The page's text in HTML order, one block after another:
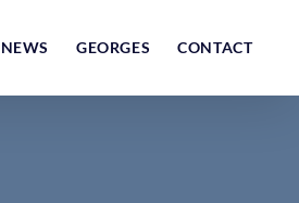
NEWS GEORGES CONTACT